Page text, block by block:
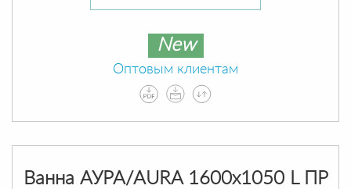
New
Оптовым клиентам
Ванна АУРА/AURA 1600х1050 L ПР